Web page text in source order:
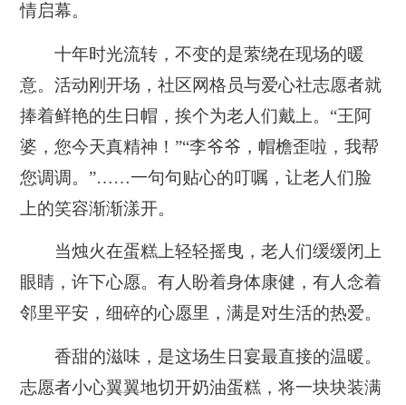
情启幕。
十年时光流转，不变的是萦绕在现场的暖
意。活动刚开场，社区网格员与爱心社志愿者就
捧着鲜艳的生日帽，挨个为老人们戴上。“王阿
婆，您今天真精神！”“李爷爷，帽檐歪啦，我帮
您调调。”……一句句贴心的叮嘱，让老人们脸
上的笑容渐渐漾开。
当烛火在蛋糕上轻轻摇曳，老人们缓缓闭上
眼睛，许下心愿。有人盼着身体康健，有人念着
邻里平安，细碎的心愿里，满是对生活的热爱。
香甜的滋味，是这场生日宴最直接的温暖。
志愿者小心翼翼地切开奶油蛋糕，将一块块装满